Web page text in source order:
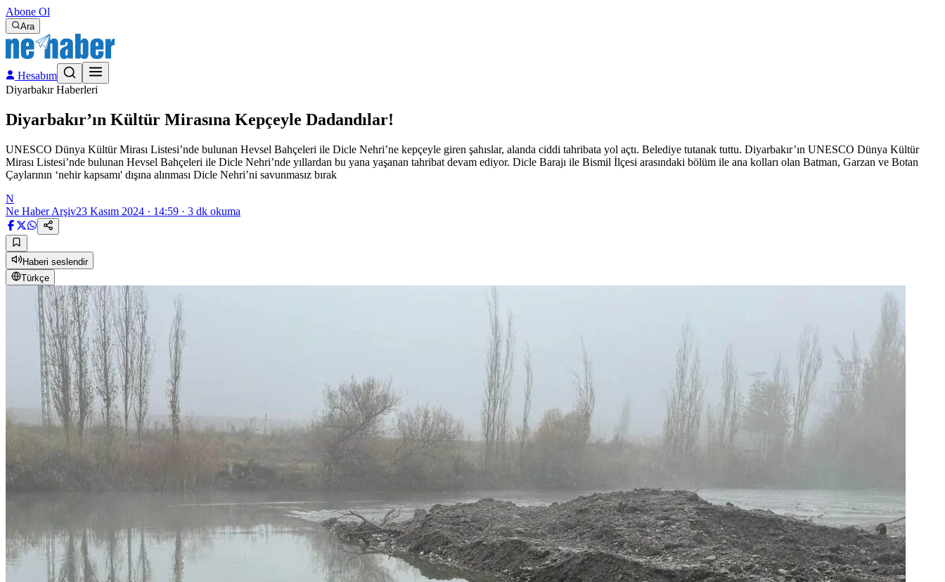
Abone Ol
Ara
Hesabım
Diyarbakır Haberleri
Diyarbakır’ın Kültür Mirasına Kepçeyle Dadandılar!
UNESCO Dünya Kültür Mirası Listesi’nde bulunan Hevsel Bahçeleri ile Dicle Nehri’ne kepçeyle giren şahıslar, alanda ciddi tahribata yol açtı. Belediye tutanak tuttu. Diyarbakır’ın UNESCO Dünya Kültür
Mirası Listesi’nde bulunan Hevsel Bahçeleri ile Dicle Nehri’nde yıllardan bu yana yaşanan tahribat devam ediyor. Dicle Barajı ile Bismil İlçesi arasındaki bölüm ile ana kolları olan Batman, Garzan ve Botan
Çaylarının ‘nehir kapsamı' dışına alınması Dicle Nehri’ni savunmasız bırak
N
Ne Haber Arşiv23 Kasım 2024 · 14:59 · 3 dk okuma
Haberi seslendir
Türkçe